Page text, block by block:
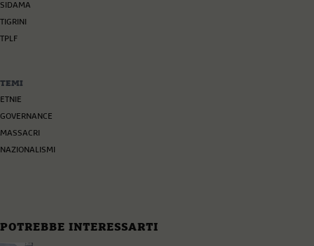
SIDAMA
TIGRINI
TPLF
TEMI
ETNIE
GOVERNANCE
MASSACRI
NAZIONALISMI
POTREBBE INTERESSARTI